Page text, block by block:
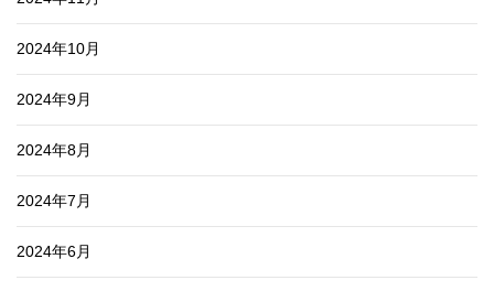
2024年10月
2024年9月
2024年8月
2024年7月
2024年6月